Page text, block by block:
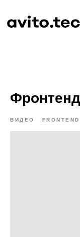
ВИДЕО FRONTEND